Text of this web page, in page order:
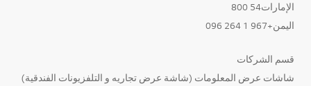
الإمارات54 800
اليمن+967 1 264 096
قسم الشركات
شاشات عرض المعلومات (شاشة عرض تجاريه و التلفزيونات الفندقية)